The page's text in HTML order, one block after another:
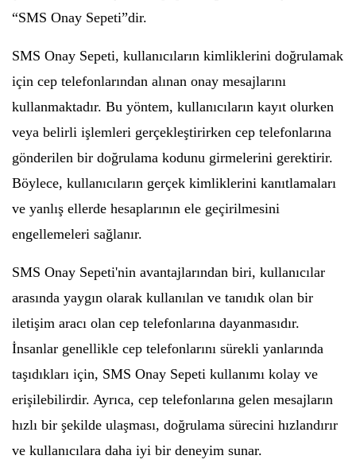
“SMS Onay Sepeti”dir.
SMS Onay Sepeti, kullanıcıların kimliklerini doğrulamak
için cep telefonlarından alınan onay mesajlarını
kullanmaktadır. Bu yöntem, kullanıcıların kayıt olurken
veya belirli işlemleri gerçekleştirirken cep telefonlarına
gönderilen bir doğrulama kodunu girmelerini gerektirir.
Böylece, kullanıcıların gerçek kimliklerini kanıtlamaları
ve yanlış ellerde hesaplarının ele geçirilmesini
engellemeleri sağlanır.
SMS Onay Sepeti'nin avantajlarından biri, kullanıcılar
arasında yaygın olarak kullanılan ve tanıdık olan bir
iletişim aracı olan cep telefonlarına dayanmasıdır.
İnsanlar genellikle cep telefonlarını sürekli yanlarında
taşıdıkları için, SMS Onay Sepeti kullanımı kolay ve
erişilebilirdir. Ayrıca, cep telefonlarına gelen mesajların
hızlı bir şekilde ulaşması, doğrulama sürecini hızlandırır
ve kullanıcılara daha iyi bir deneyim sunar.